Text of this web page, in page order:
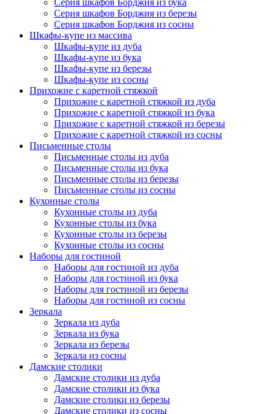
Серия шкафов Борджия из бука
Серия шкафов Борджия из березы
Серия шкафов Борджия из сосны
Шкафы-купе из массива
Шкафы-купе из дуба
Шкафы-купе из бука
Шкафы-купе из березы
Шкафы-купе из сосны
Прихожие с каретной стяжкой
Прихожие с каретной стяжкой из дуба
Прихожие с каретной стяжкой из бука
Прихожие с каретной стяжкой из березы
Прихожие с каретной стяжкой из сосны
Письменные столы
Письменные столы из дуба
Письменные столы из бука
Письменные столы из березы
Письменные столы из сосны
Кухонные столы
Кухонные столы из дуба
Кухонные столы из бука
Кухонные столы из березы
Кухонные столы из сосны
Наборы для гостиной
Наборы для гостиной из дуба
Наборы для гостиной из бука
Наборы для гостиной из березы
Наборы для гостиной из сосны
Зеркала
Зеркала из дуба
Зеркала из бука
Зеркала из березы
Зеркала из сосны
Дамские столики
Дамские столики из дуба
Дамские столики из бука
Дамские столики из березы
Дамские столики из сосны